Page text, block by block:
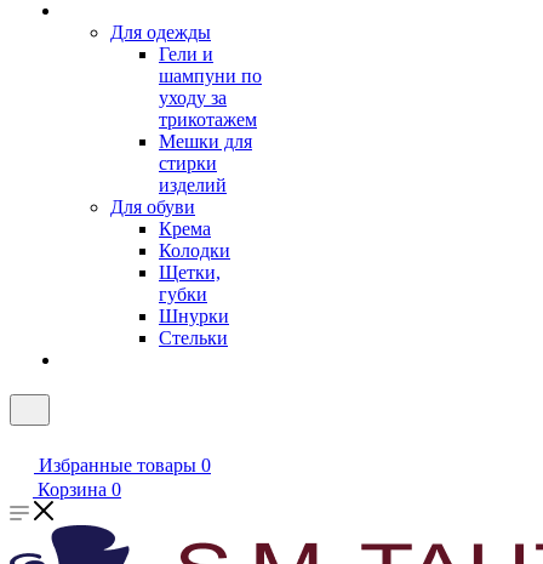
Для одежды
Гели и
шампуни по
уходу за
трикотажем
Мешки для
стирки
изделий
Для обуви
Крема
Колодки
Щетки,
губки
Шнурки
Стельки
Избранные товары 0
Корзина 0